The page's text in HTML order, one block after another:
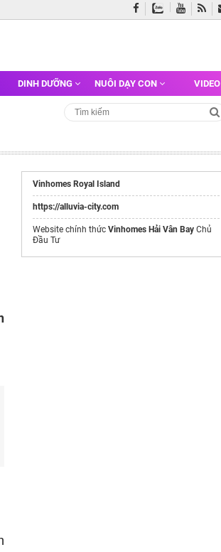
DINH DƯỠNG NUÔI DẠY CON VIDEO
Vinhomes Royal Island
https://alluvia-city.com
Website chính thức Vinhomes Hải Vân Bay Chủ
Đầu Tư